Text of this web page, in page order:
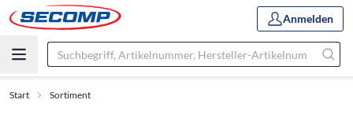
Anmelden
Start Sortiment